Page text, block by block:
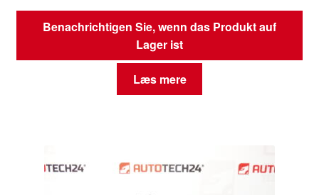
Benachrichtigen Sie, wenn das Produkt auf
Lager ist
Læs mere